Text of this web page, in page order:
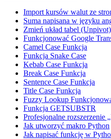
Import kursów walut ze
Suma napisana w języku
Zmień układ tabel (Unpivot)
Funkcjonować Google
Camel Case Funkcja
Funkcja Snake Case
Kebab Case Funkcja
Break Case Funkcja
Sentence Case Funkcja
Title Case Funkcja
Fuzzy Lookup
Funkcja GETSUBSTR
Profesjonalne rozszerzenie
Jak utworzyć makro Python
Jak napisać funkcję w